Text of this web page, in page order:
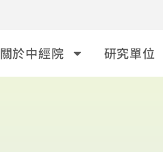
關於中經院 研究單位